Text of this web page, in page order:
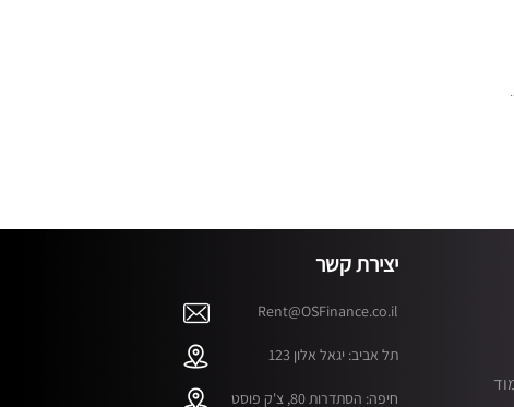
יצירת קשר
Rent@OSFinance.co.il
תל אביב: יגאל אלון 123
חיפה: הסתדרות 80, צ'ק פוסט